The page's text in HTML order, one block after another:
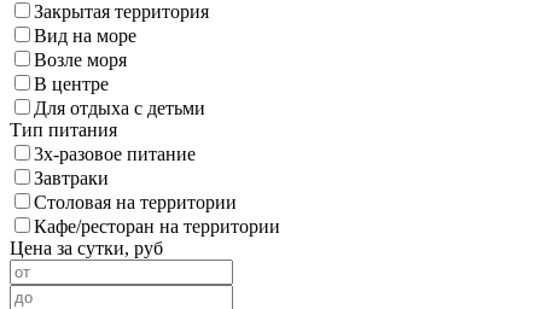
Закрытая территория
Вид на море
Возле моря
В центре
Для отдыха с детьми
Тип питания
3х-разовое питание
Завтраки
Столовая на территории
Кафе/ресторан на территории
Цена за сутки, руб